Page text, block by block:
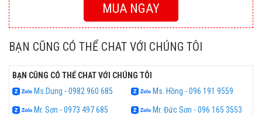
MUA NGAY
BẠN CŨNG CÓ THỂ CHAT VỚI CHÚNG TÔI
BẠN CŨNG CÓ THỂ CHAT VỚI CHÚNG TÔI
Ms.Dung - 0982 960 685
Ms. Hồng - 096 191 9559
Mr. Sơn - 0973 497 685
Mr. Đức Sơn - 096 165 3553